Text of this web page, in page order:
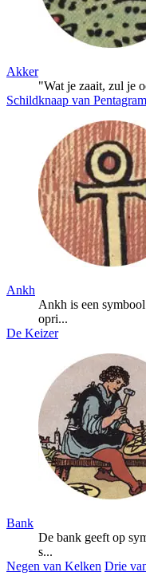
Akker
"Wat je zaait, zul je
Schildknaap van
Ankh
Ankh is een
opri...
De Keizer
Bank
De bank geeft op
s...
Negen van Kelken Drie